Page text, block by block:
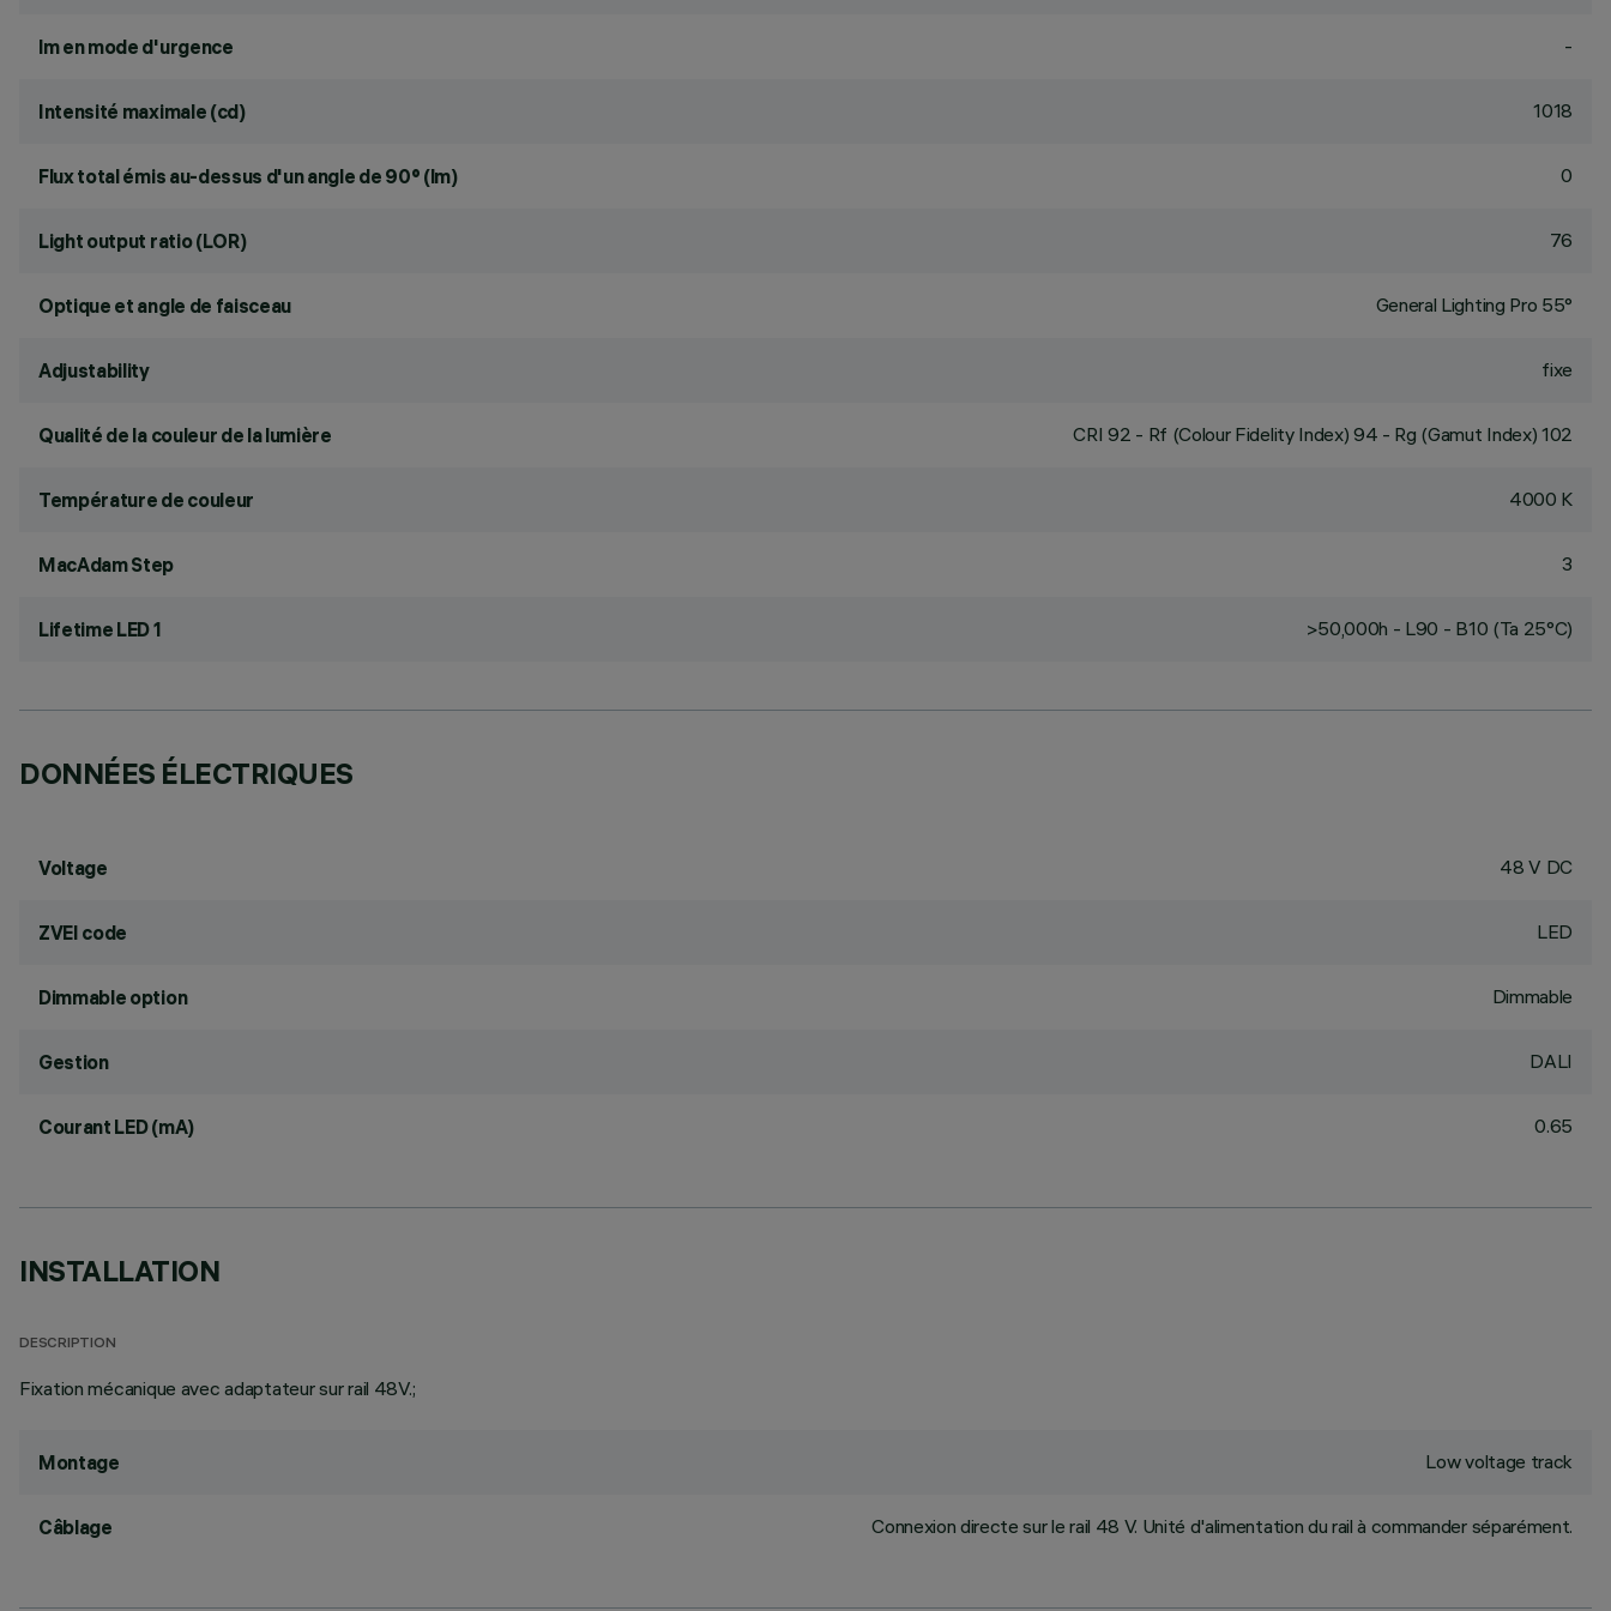
lm en mode d'urgence -
Intensité maximale (cd) 1018
Flux total émis au-dessus d'un angle de 90° (lm) 0
Light output ratio (LOR) 76
Optique et angle de faisceau General Lighting Pro 55°
Adjustability fixe
Qualité de la couleur de la lumière CRI92 - Rf (Colour Fidelity Index) 94 - Rg (Gamut Index) 102
Température de couleur 4000 K
MacAdam Step 3
Lifetime LED 1 >50,000h - L90 - B10 (Ta 25°C)
DONNÉES ÉLECTRIQUES
Voltage 48 V DC
ZVEI code LED
Dimmable option Dimmable
Gestion DALI
Courant LED (mA) 0.65
INSTALLATION
DESCRIPTION
Fixation mécanique avec adaptateur sur rail 48V.;
Montage Low voltage track
Câblage Connexion directe sur le rail 48 V. Unité d'alimentation du rail à commander séparément.